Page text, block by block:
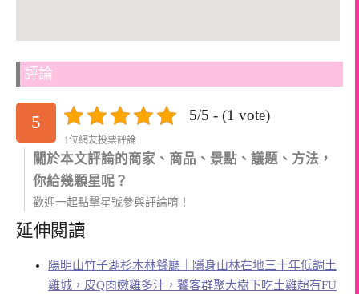
評論
5 5/5 - (1 vote)
1位網友投票評論
關於本文評論的商家、商品、景點、議題、方法，
你給幾顆星呢？
歡迎一起點擊星號參與評論唷！
延伸閱讀
陽明山竹子湖杉木林餐廳｜隱身山林在地三十年低調土
雞城，皮Q肉嫩雞多汁，饕客群聚大樹下吃土雞超有FU